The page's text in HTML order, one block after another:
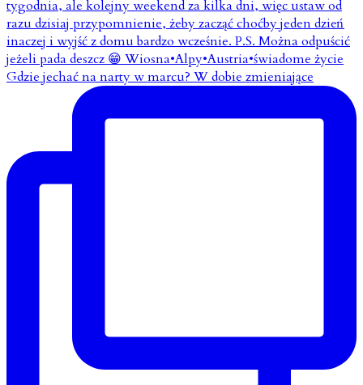
Gdzie jechać na narty w marcu? W dobie zmieniające